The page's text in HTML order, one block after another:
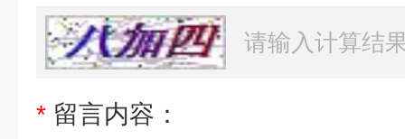
* 留言内容：